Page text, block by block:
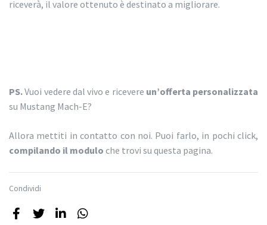
riceverà, il valore ottenuto è destinato a migliorare.
PS.Vuoi vedere dal vivo e ricevere un’offerta personalizzata
su Mustang Mach-E?
Allora mettiti in contatto con noi. Puoi farlo, in pochi click,
compilando il modulo che trovi su questa pagina.
Condividi